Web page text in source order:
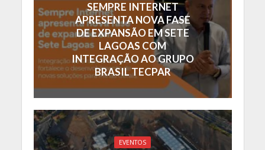
SEMPRE INTERNET
APRESENTA NOVA FASE
DE EXPANSÃO EM SETE
LAGOAS COM
INTEGRAÇÃO AO GRUPO
BRASIL TECPAR
EVENTOS